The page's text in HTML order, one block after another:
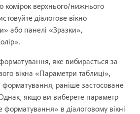
комірок верхнього/нижнього
діалогове вікно
або панелі «Зразки»,
яке вибирається за
вікна «Параметри таблиці»,
форматування, раніше застосоване
якщо ви виберете параметр
форматування» в діалоговому вікні